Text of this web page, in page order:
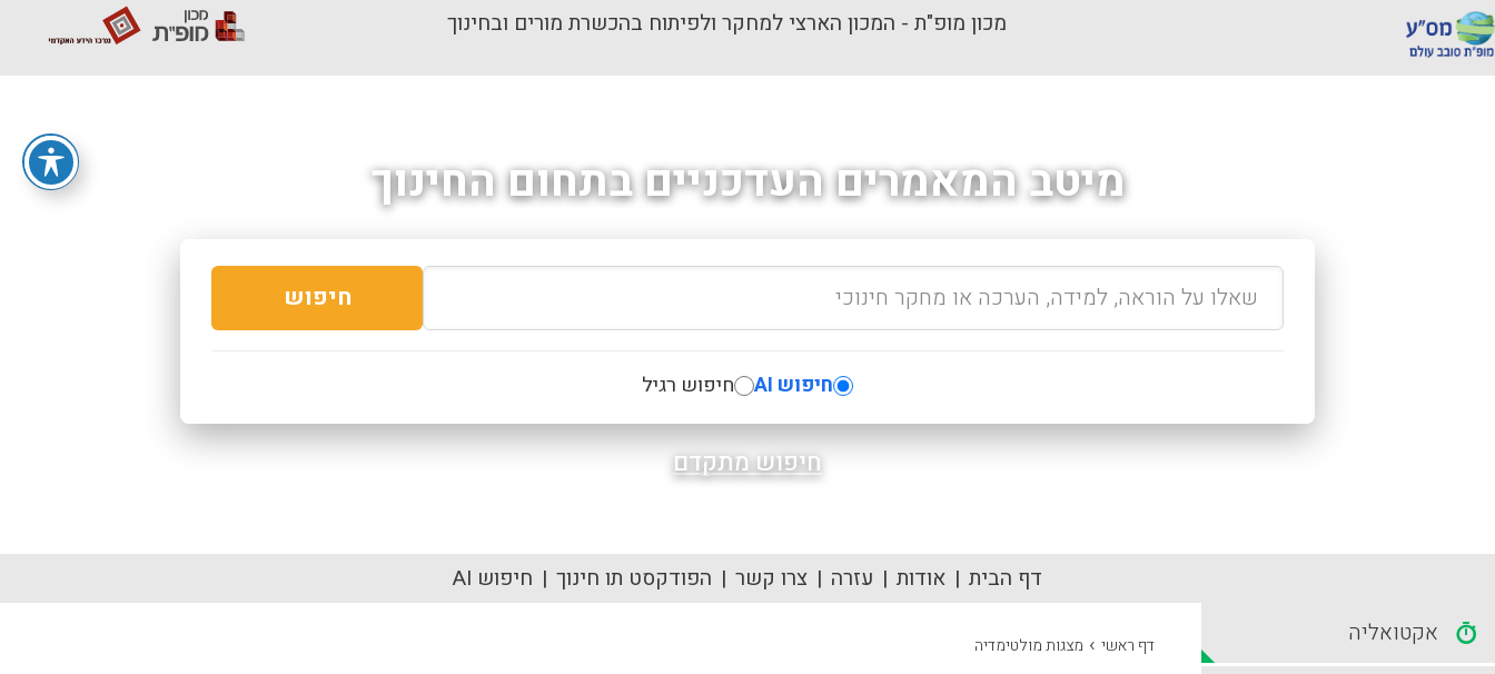
מכון מופ"ת - המכון הארצי למחקר ולפיתוח בהכשרת מורים ובחינוך
מיטב המאמרים העדכניים בתחום החינוך
חיפוש
חיפוש AI חיפוש רגיל
חיפוש מתקדם
דף הבית אודות עזרה צרו קשר הפודקסט תו חינוך חיפוש AI
דף ראשי › מצגות מולטימדיה אקטואליה